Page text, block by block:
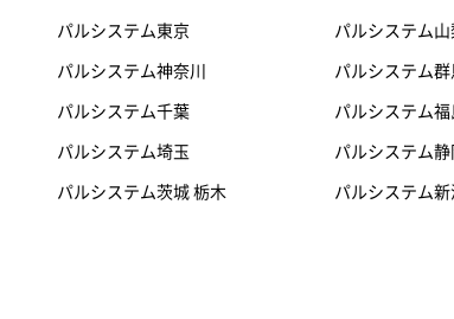
パルシステム東京
パルシステム神奈川
パルシステム千葉
パルシステム埼玉
パルシステム茨城 栃木
パルシステム山
パルシステム群
パルシステム福
パルシステム静
パルシステム